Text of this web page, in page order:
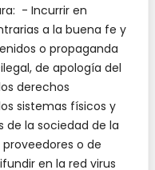
- Incurrir en
a la buena fe y
o propaganda
de apología del
derechos
sistemas físicos y
de la sociedad de la
o de
en la red virus